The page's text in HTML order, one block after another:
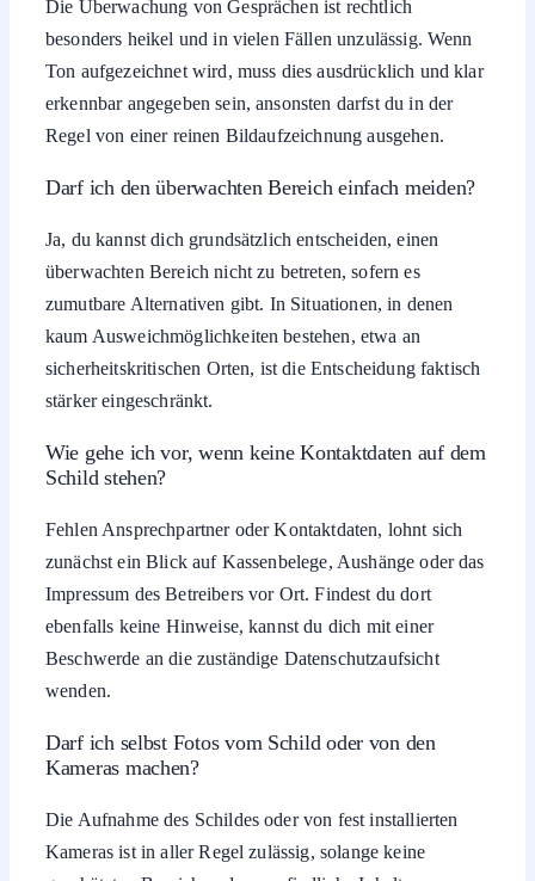
besonders heikel und in vielen Fällen unzulässig. Wenn
Ton aufgezeichnet wird, muss dies ausdrücklich und klar
erkennbar angegeben sein, ansonsten darfst du in der
Regel von einer reinen Bildaufzeichnung ausgehen.
überwachten Bereich nicht zu betreten, sofern es
zumutbare Alternativen gibt. In Situationen, in denen
kaum Ausweichmöglichkeiten bestehen, etwa an
sicherheitskritischen Orten, ist die Entscheidung faktisch
stärker eingeschränkt.
Schild stehen?
zunächst ein Blick auf Kassenbelege, Aushänge oder das
Impressum des Betreibers vor Ort. Findest du dort
ebenfalls keine Hinweise, kannst du dich mit einer
Beschwerde an die zuständige Datenschutzaufsicht
wenden.
Kameras machen?
Kameras ist in aller Regel zulässig, solange keine
geschützten Bereiche oder empfindliche Inhalte